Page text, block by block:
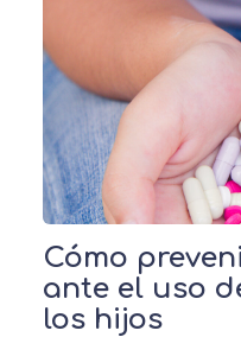
Cómo
ante el uso
los hijos